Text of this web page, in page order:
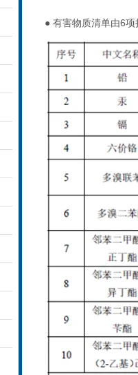
● 有害物质清单由6